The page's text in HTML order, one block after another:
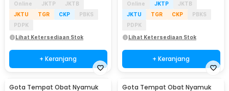
Online JKTP
JKTB
JKTU
TGR CKP
PBKS
PDPK
Lihat Ketersediaan Stok
+ Keranjang
Online JKTP
JKTB
JKTU
TGR CKP
PBKS
PDPK
Lihat Ketersediaan Stok
+ Keranjang
Gota Tempat Obat Nyamuk
Gota Tempat Obat Nyamuk